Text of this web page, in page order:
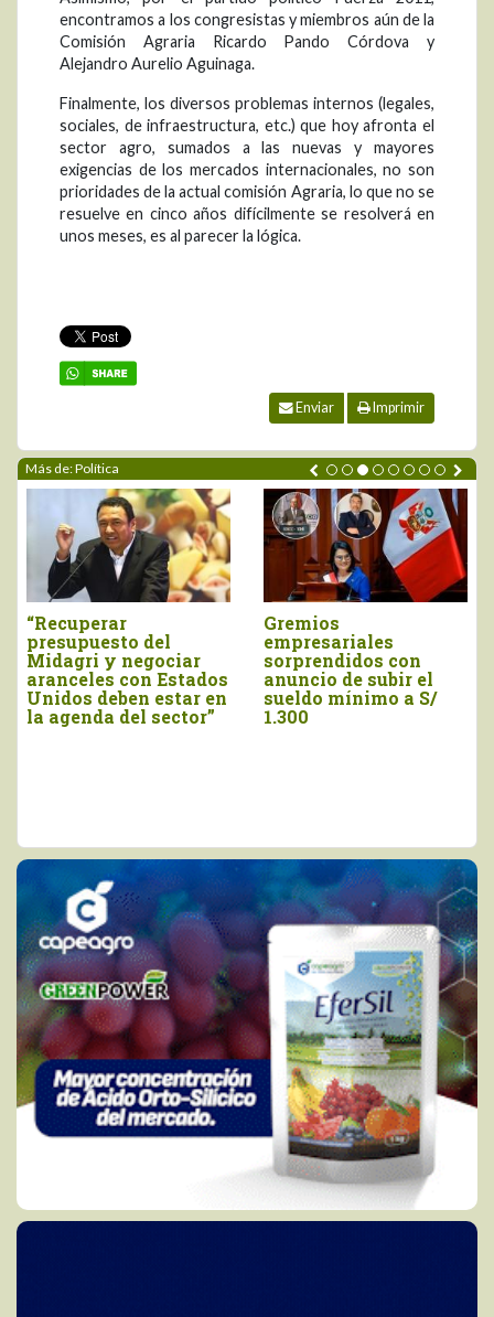
encontramos a los congresistas y miembros aún de la
Comisión Agraria Ricardo Pando Córdova y
Alejandro Aurelio Aguinaga.
Finalmente, los diversos problemas internos (legales,
sociales, de infraestructura, etc.) que hoy afronta el
sector agro, sumados a las nuevas y mayores
exigencias de los mercados internacionales, no son
prioridades de la actual comisión Agraria, lo que no se
resuelve en cinco años difícilmente se resolverá en
unos meses, es al parecer la lógica.
Enviar Imprimir
Más de: Política
ADEX saluda
anuncios de
presidenta Keiko
Fujimori
Marco Vinelli
juramentó como
titular del Midagri